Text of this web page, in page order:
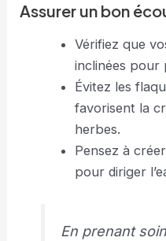
Assurer un bon
Vérifiez que
inclinées pour
Évitez les
favorisent la
herbes.
Pensez à
pour diriger
En prenant